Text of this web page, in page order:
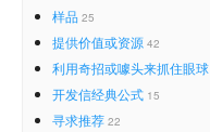
样品 25
提供价值或资源 42
利用奇招或噱头来抓住眼球
开发信经典公式 15
寻求推荐 22